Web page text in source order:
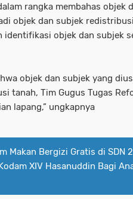
rangka membahas objek
objek dan subjek
identifikasi objek dan subjek
objek dan subjek yang
tanah, Tim Gugus Tugas
lapang,” ungkapnya
Makan Bergizi Gratis di SDN
XIV Hasanuddin Bagi